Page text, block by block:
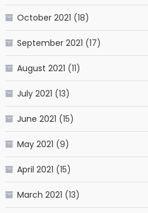
October 2021 (18)
September 2021 (17)
August 2021 (11)
July 2021 (13)
June 2021 (15)
May 2021 (9)
April 2021 (15)
March 2021 (13)